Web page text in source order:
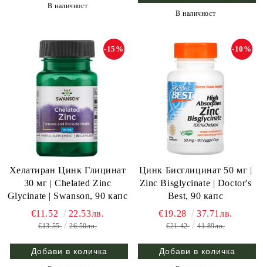
В наличност
В наличност
Хелатиран Цинк Глицинат
30 мг | Chelated Zinc
Glycinate | Swanson, 90 капс
-15%
€11.52 22.53лв.
€13.55 26.50лв.
Цинк Бисглицинат 50 мг |
Zinc Bisglycinate | Doctor's
Best, 90 капс
-10%
€19.28 37.71лв.
€21.42 41.89лв.